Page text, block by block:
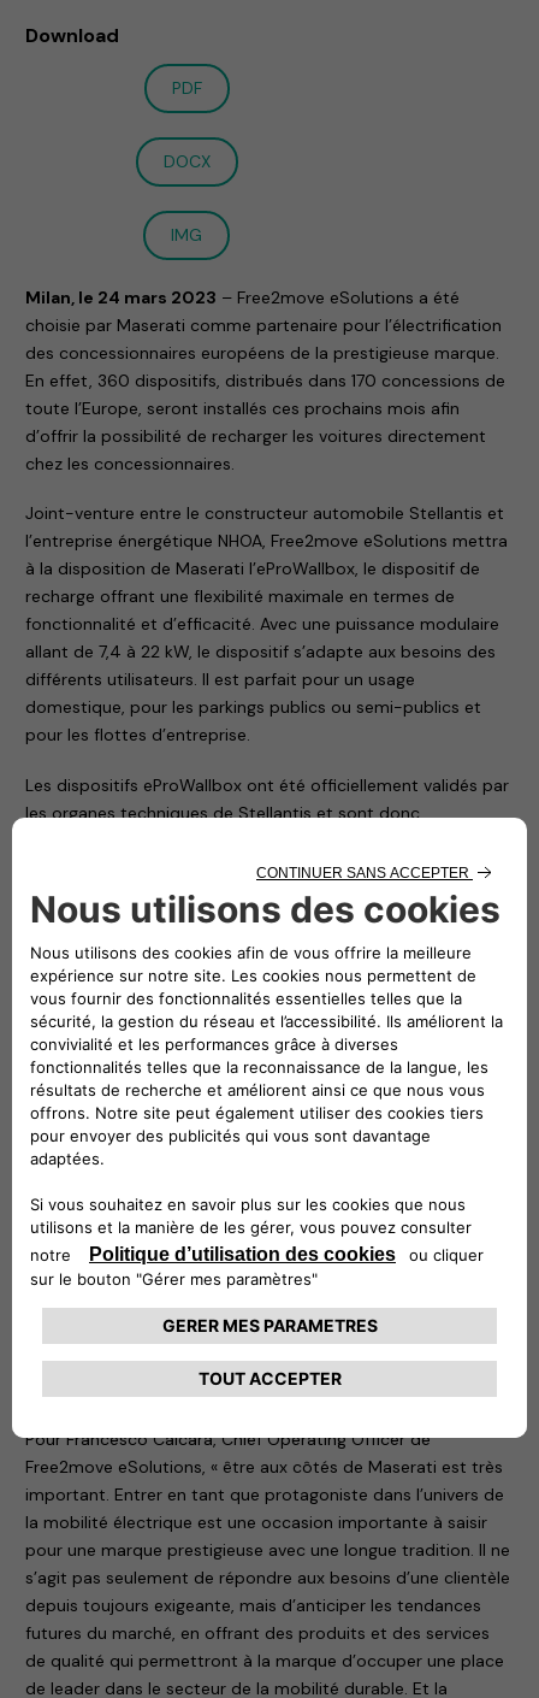
Download
PDF
DOCX
IMG
Milan, le 24 mars 2023 – Free2move eSolutions a été
choisie par Maserati comme partenaire pour l’électrification
des concessionnaires européens de la prestigieuse marque.
En effet, 360 dispositifs, distribués dans 170 concessions de
toute l’Europe, seront installés ces prochains mois afin
d’offrir la possibilité de recharger les voitures directement
chez les concessionnaires.
Joint-venture entre le constructeur automobile Stellantis et
l’entreprise énergétique NHOA, Free2move eSolutions mettra
à la disposition de Maserati l’eProWallbox, le dispositif de
recharge offrant une flexibilité maximale en termes de
fonctionnalité et d’efficacité. Avec une puissance modulaire
allant de 7,4 à 22 kW, le dispositif s’adapte aux besoins des
différents utilisateurs. Il est parfait pour un usage
domestique, pour les parkings publics ou semi-publics et
pour les flottes d’entreprise.
Les dispositifs eProWallbox ont été officiellement validés par
les organes techniques de Stellantis et sont donc
électriques et hybrides rechargeables du groupe. En plus de
toutes les attestations demandées par l’Union européenne,
et nécessaires pour que le produit soit présent sur les
différents marchés, eProWallbox a également obtenu la
certification « TÜV Rheinland Type Approved », prouvant que
le dispositif respecte les standards stricts de cet organisme
certificateur. Il est ainsi possible d’apposer le marquage «
Type Approved TÜV Rheinland » sur tous les produits de la
gamme.
Free2move eSolutions a plusieurs partenaires pour
l’installation des dispositifs chez les concessionnaires
Maserati, dont TSG (leader européen des services
techniques pour la mobilité responsable, acteur clé de la
transition énergétique pour la mobilité en concevant,
construisant et entretenant tous types d’infrastructures de
distribution d’énergie pour la mobilité) et Telebit, groupe
opérant en tant qu’intégrateur de systèmes dans les
secteurs des télécommunications, des TIC et de la
technologie des installations.
Pour Francesco Calcara, Chief Operating Officer de
Free2move eSolutions, « être aux côtés de Maserati est très
important. Entrer en tant que protagoniste dans l’univers de
la mobilité électrique est une occasion importante à saisir
pour une marque prestigieuse avec une longue tradition. Il ne
s’agit pas seulement de répondre aux besoins d’une clientèle
depuis toujours exigeante, mais d’anticiper les tendances
futures du marché, en offrant des produits et des services
de qualité qui permettront à la marque d’occuper une place
de leader dans le secteur de la mobilité durable. Et la